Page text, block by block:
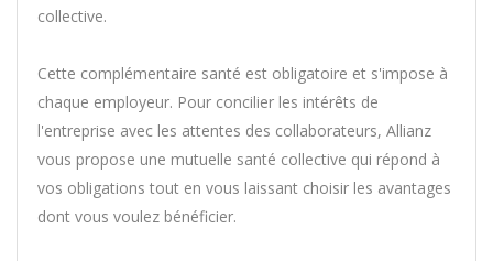
collective.
Cette complémentaire santé est obligatoire et s'impose à
chaque employeur. Pour concilier les intérêts de
l'entreprise avec les attentes des collaborateurs, Allianz
vous propose une mutuelle santé collective qui répond à
vos obligations tout en vous laissant choisir les avantages
dont vous voulez bénéficier.